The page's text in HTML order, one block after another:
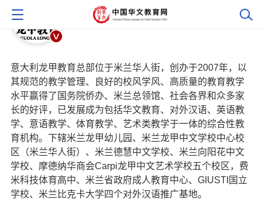
意大利龙甲教育总部位于米兰华人街，创办于2007年，以
其规范的教学管理、良好的校风学风、高质量的教育教学
水平赢得了国务院侨办、米兰总领馆、社会各界和众多家
长的好评，已发展成为包括华文教育、对外汉语、英语教
学、意语教学、体育教学、艺术类教学于一体的综合性教
育机构。下辖米兰龙甲幼儿园、米兰龙甲中文学校中心校
区（米兰华人街）、米兰德慧中文学校、米兰向阳花中文
学校、摩德纳华商会Carpi龙甲中文艺术学校五个校区，费
米科技体育高中、米兰省政府成人教育中心、GIUSTI国立
学校、米兰比克卡大学四个对外汉语推广基地。